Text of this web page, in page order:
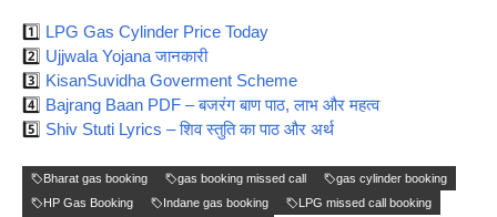
1️⃣ LPG Gas Cylinder Price Today
2️⃣ Ujjwala Yojana जानकारी
3️⃣ KisanSuvidha Goverment Scheme
4️⃣ Bajrang Baan PDF – बजरंग बाण पाठ, लाभ और महत्व
5️⃣ Shiv Stuti Lyrics – शिव स्तुति का पाठ और अर्थ
Bharat gas booking gas booking missed call
gas cylinder booking
HP Gas Booking
Indane gas booking
LPG missed call booking